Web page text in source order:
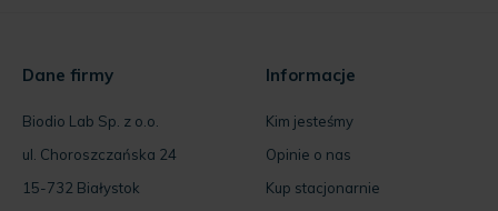
Dane firmy
Biodio Lab Sp. z o.o.
ul. Choroszczańska 24
15-732 Białystok
Informacje
Kim jesteśmy
Opinie o nas
Kup stacjonarnie